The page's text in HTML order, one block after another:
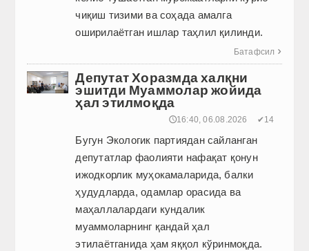
чиқиш тизими ва соҳада амалга
оширилаётган ишлар таҳлил қилинди.
Батафсил 
Депутат Хоразмда халқни
эшитди Муаммолар жойида
ҳал этилмоқда
🕔16:40, 06.08.2026 ✔14
Бугун Экологик партиядан сайланган
депутатлар фаолияти нафақат қонун
ижодкорлик муҳокамаларида, балки
ҳудудларда, одамлар орасида ва
маҳаллалардаги кундалик
муаммоларнинг қандай ҳал
этилаётганида ҳам яққол кўринмоқда.